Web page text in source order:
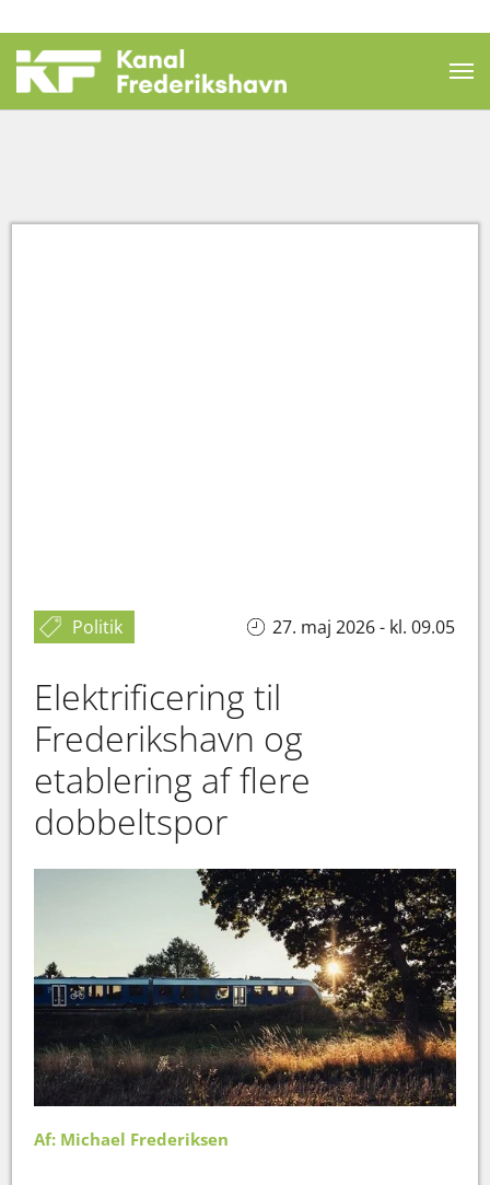
Politik 27. maj 2026 - kl. 09.05
Elektrificering til
Frederikshavn og
etablering af flere
dobbeltspor
Af: Michael Frederiksen